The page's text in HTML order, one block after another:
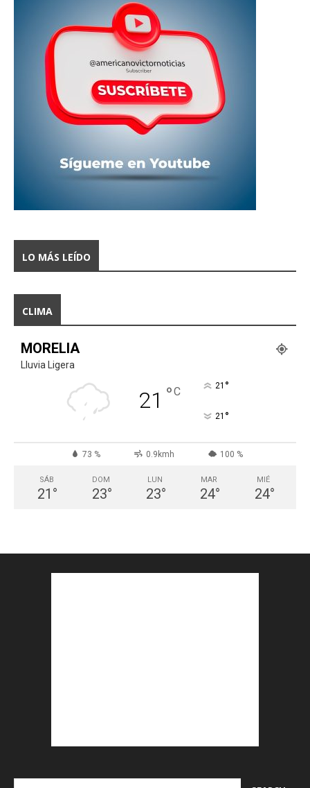
LO MÁS LEÍDO
CLIMA
MORELIA
Lluvia Ligera
21 °C 21 °
21 °
73 % 0.9kmh 100 %
SÁB
21 °
DOM
23°
LUN
23°
MAR
24°
MIÉ
24°